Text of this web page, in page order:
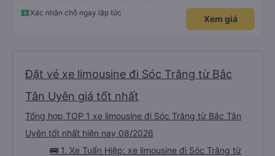
Xác nhận chỗ ngay lập tức
Xem giá
Đặt vé xe limousine đi Sóc Trăng từ Bắc
Tân Uyên giá tốt nhất
Tổng hợp TOP 1 xe limousine đi Sóc Trăng từ Bắc Tân
Uyên tốt nhất hiện nay 08/2026
🚌 1. Xe Tuấn Hiệp: xe limousine đi Sóc Trăng từ